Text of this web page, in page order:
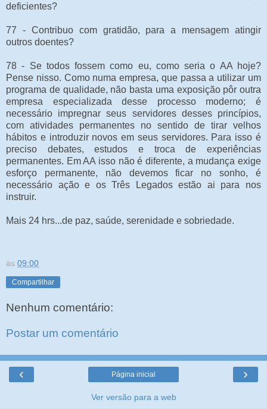
deficientes?
77 - Contribuo com gratidão, para a mensagem atingir
outros doentes?
78 - Se todos fossem como eu, como seria o AA hoje?
Pense nisso. Como numa empresa, que passa a utilizar um
programa de qualidade, não basta uma exposição pôr outra
empresa especializada desse processo moderno; é
necessário impregnar seus servidores desses princípios,
com atividades permanentes no sentido de tirar velhos
hábitos e introduzir novos em seus servidores. Para isso é
preciso debates, estudos e troca de experiências
permanentes. Em AA isso não é diferente, a mudança exige
esforço permanente, não devemos ficar no sonho, é
necessário ação e os Três Legados estão ai para nos
instruir.
Mais 24 hrs...de paz, saúde, serenidade e sobriedade.
às 09:00
Compartilhar
Nenhum comentário:
Postar um comentário
‹ ›
Página inicial
Ver versão para a web